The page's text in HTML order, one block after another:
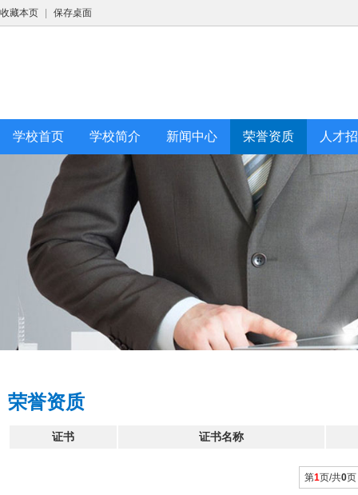
收藏本页 保存桌面
学校首页 学校简介 新闻中心 荣誉资质 人才
荣誉资质
证书 证书名称
第1页/共0页